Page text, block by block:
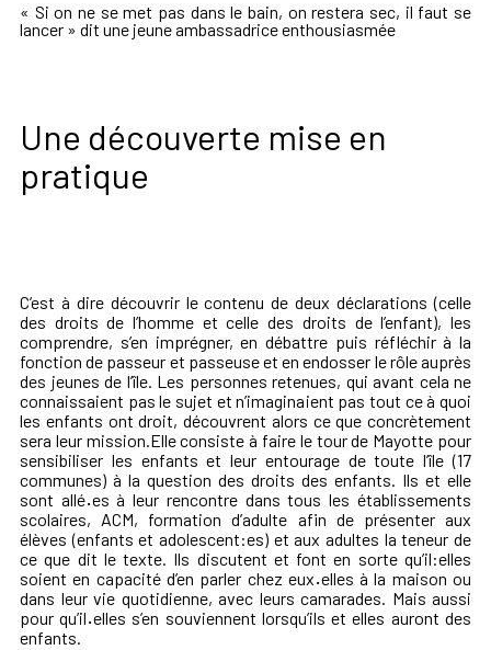
« Si on ne se met pas dans le bain, on restera sec, il faut se
lancer » dit une jeune ambassadrice enthousiasmée
Une découverte mise en
pratique
C’est à dire découvrir le contenu de deux déclarations (celle
des droits de l’homme et celle des droits de l’enfant), les
comprendre, s’en imprégner, en débattre puis réfléchir à la
fonction de passeur et passeuse et en endosser le rôle auprès
des jeunes de l’île. Les personnes retenues, qui avant cela ne
connaissaient pas le sujet et n’imaginaient pas tout ce à quoi
les enfants ont droit, découvrent alors ce que concrètement
sera leur mission.Elle consiste à faire le tour de Mayotte pour
sensibiliser les enfants et leur entourage de toute l’île (17
communes) à la question des droits des enfants. Ils et elle
sont allé·es à leur rencontre dans tous les établissements
scolaires, ACM, formation d’adulte afin de présenter aux
élèves (enfants et adolescent:es) et aux adultes la teneur de
ce que dit le texte. Ils discutent et font en sorte qu’il:elles
soient en capacité d’en parler chez eux·elles à la maison ou
dans leur vie quotidienne, avec leurs camarades. Mais aussi
pour qu’il·elles s’en souviennent lorsqu’ils et elles auront des
enfants.